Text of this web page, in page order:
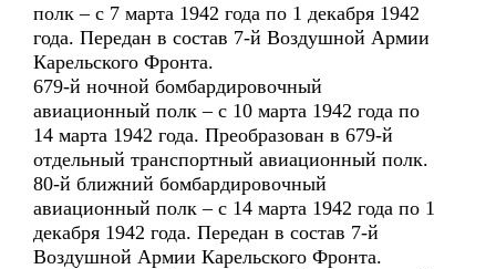
полк – с 7 марта 1942 года по 1 декабря 1942
года. Передан в состав 7-й Воздушной Армии
Карельского Фронта.
679-й ночной бомбардировочный
авиационный полк – с 10 марта 1942 года по
14 марта 1942 года. Преобразован в 679-й
отдельный транспортный авиационный полк.
80-й ближний бомбардировочный
авиационный полк – с 14 марта 1942 года по 1
декабря 1942 года. Передан в состав 7-й
Воздушной Армии Карельского Фронта.